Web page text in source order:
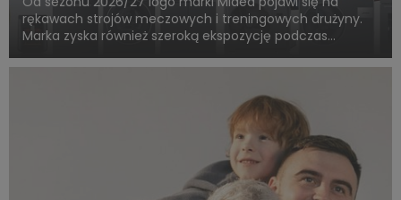
rękawach strojów meczowych i treningowych drużyny.
Marka zyska również szeroką ekspozycję podczas
współpraca obejmie także wspólne działania skierowane